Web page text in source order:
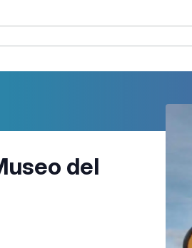
del